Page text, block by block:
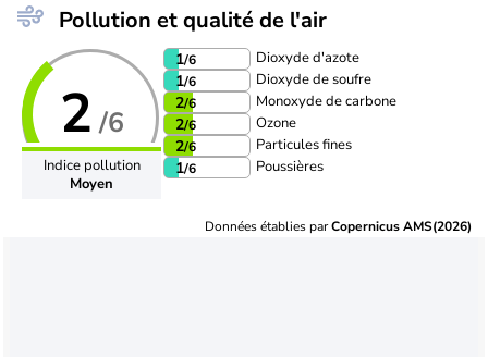
Pollution et qualité de l'air
2 /6
Indice pollution
Moyen
1/6 Dioxyde d'azote
1/6 Dioxyde de soufre
2/6 Monoxyde de carbone
2/6 Ozone
2/6 Particules fines
1/6 Poussières
Données établies parCopernicus AMS(2026)